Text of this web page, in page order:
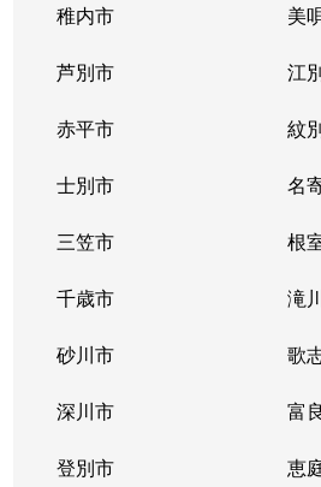
稚内市 美
芦別市 江
赤平市 紋
士別市 名
三笠市 根
千歳市 滝
砂川市 歌
深川市 富
登別市 恵